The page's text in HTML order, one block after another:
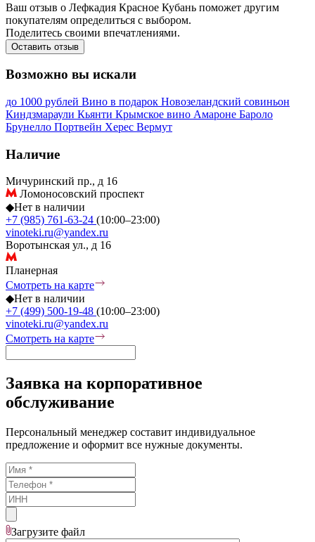
Ваш отзыв о Лефкадия Красное Кубань поможет другим
покупателям определиться с выбором.
Поделитесь своими впечатлениями.
Оставить отзыв
Возможно вы искали
до 1000 рублей Вино в подарок Новозеландский совиньон
Киндзмараули Кьянти Крымское вино Амароне Бароло
Брунелло Портвейн Херес Вермут
Наличие
Мичуринский пр., д 16
Ломоносовский проспект
◆Нет в наличии
+7 (985) 761-63-24 (10:00–23:00)
vinoteki.ru@yandex.ru
Воротынская ул., д 16
Планерная
Смотреть на карте
◆Нет в наличии
+7 (499) 500-19-48 (10:00–23:00)
vinoteki.ru@yandex.ru
Смотреть на карте
Заявка на корпоративное
обслуживание
Персональный менеджер составит индивидуальное
предложение и оформит все нужные документы.
Загрузите файл